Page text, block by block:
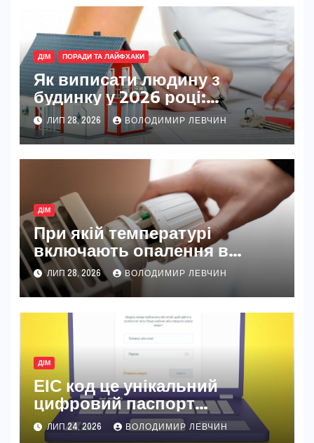
ДІМ ПОРАДИ ТА ЛАЙФХАКИ
Як виписати людину з
будинку у 2026 році:
детальний гід
ЛИП 28, 2026 ВОЛОДИМИР ЛЕВЧИН
ДІМ
При якій температурі
включають опалення в
Україні
ЛИП 28, 2026 ВОЛОДИМИР ЛЕВЧИН
ДІМ
ЕІС код це унікальний
цифровий паспорт
енергоспоживача
ЛИП 24, 2026 ВОЛОДИМИР ЛЕВЧИН